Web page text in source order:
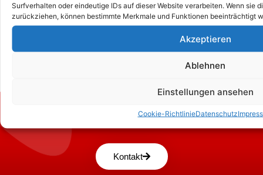
Surfverhalten oder eindeutige IDs auf dieser Website verarbeiten. Wenn sie
zurückziehen, können bestimmte Merkmale und Funktionen beeinträchtigt
Akzeptieren
Ablehnen
Einstellungen ansehen
Cookie-RichtlinieDatenschutz
Zum Kontaktformular
Kontakt